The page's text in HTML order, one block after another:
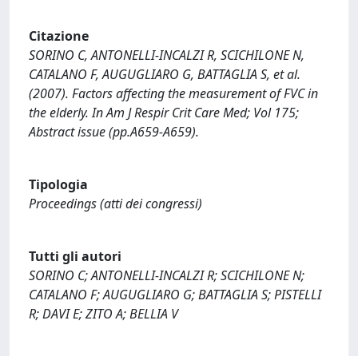
Citazione
SORINO C, ANTONELLI-INCALZI R, SCICHILONE N,
CATALANO F, AUGUGLIARO G, BATTAGLIA S, et al.
(2007). Factors affecting the measurement of FVC in
the elderly. In Am J Respir Crit Care Med; Vol 175;
Abstract issue (pp.A659-A659).
Tipologia
Proceedings (atti dei congressi)
Tutti gli autori
SORINO C; ANTONELLI-INCALZI R; SCICHILONE N;
CATALANO F; AUGUGLIARO G; BATTAGLIA S; PISTELLI
R; DAVI E; ZITO A; BELLIA V